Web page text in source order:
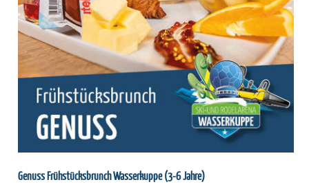
Genuss Frühstücksbrunch Wasserkuppe (3-6 Jahre)